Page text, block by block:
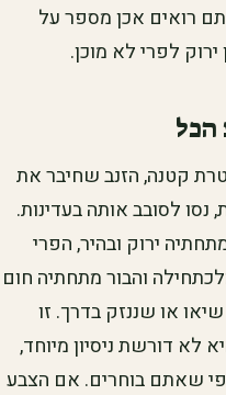
רואים אכן מספר על
לפרי לא מוכן.
הכל
קטנה, הזנב שחיבר את
לסובב אותה בעדינות.
ירוק ובהיר, הפרי
והבור מתחתיה חום
או שננזק בדרך. זו
לא דורשת ניסיון מיוחד,
שאתם בוחרים. אם הצבע